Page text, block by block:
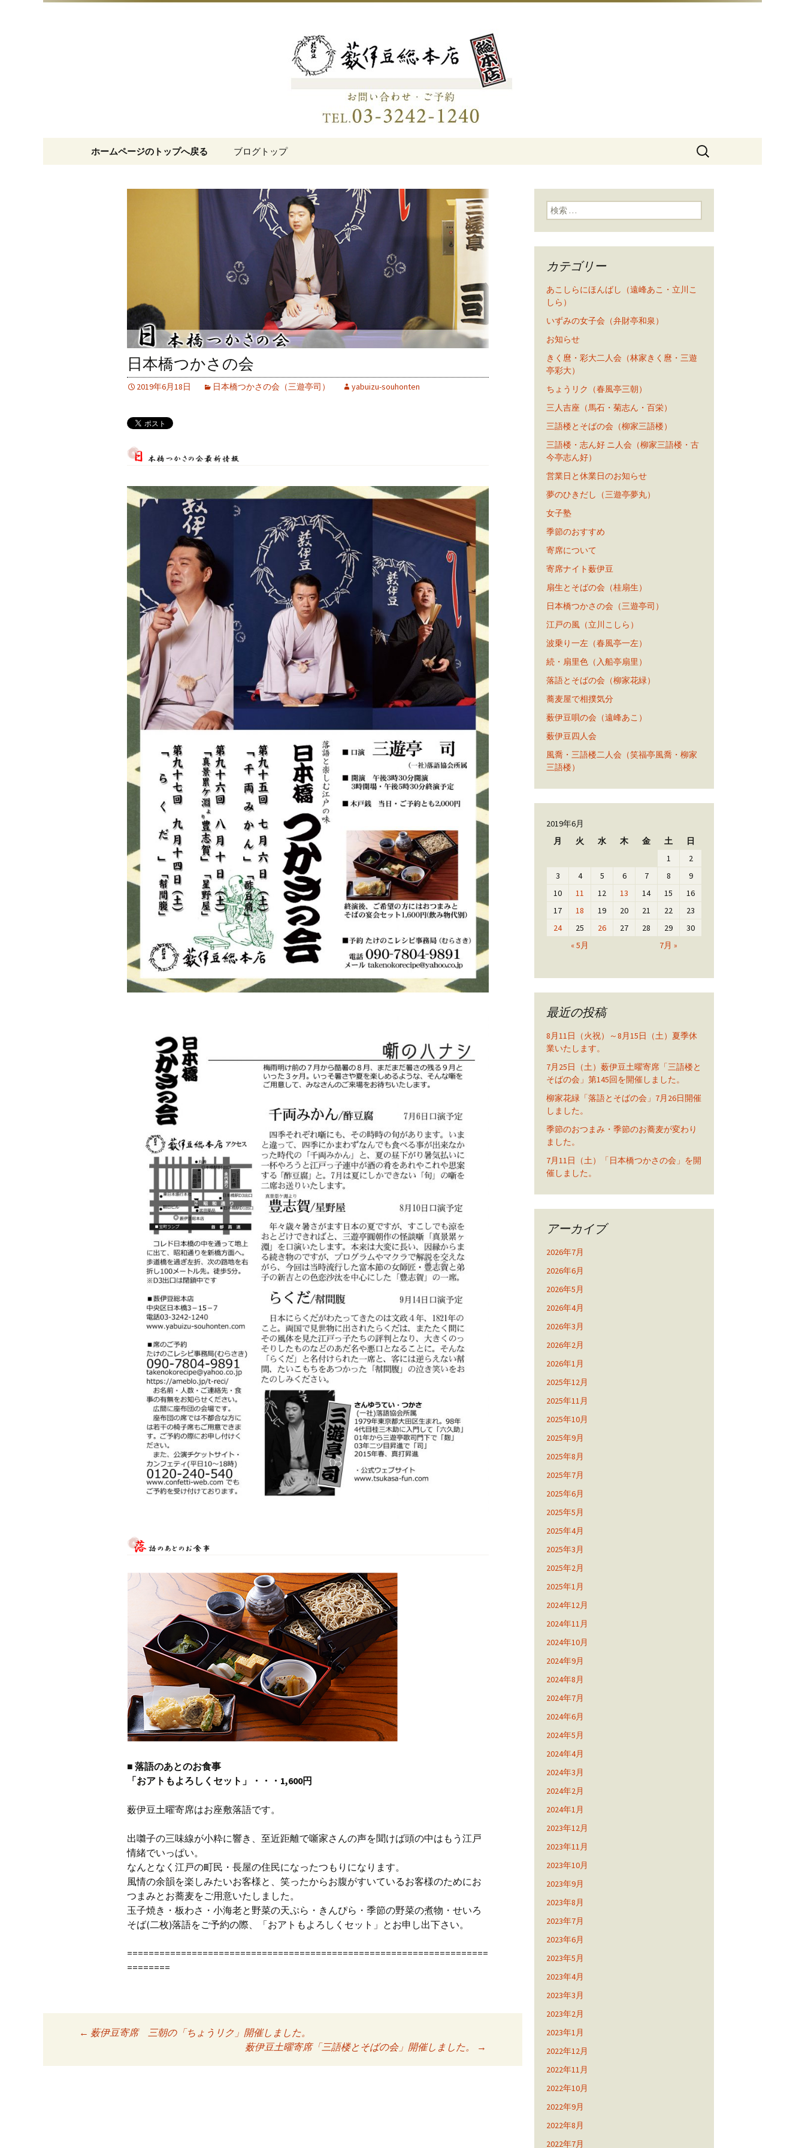
日本橋の老舗蕎麦屋「藪伊豆総本店」
コンテンツへ移動
ホームページのトップへ戻る ブログトップ
検
日本橋つかさの会
2019年6月18日 日本橋つかさの会（三遊亭司） yabuizu-souhonten
■ 落語のあとのお食事
「おアトもよろしくセット」・・・1,600円
薮伊豆土曜寄席はお座敷落語です。
出囃子の三味線が小粋に響き、至近距離で噺家さんの声を聞けば頭の中はもう江戸
情緒でいっぱい。
なんとなく江戸の町民・長屋の住民になったつもりになります。
風情の余韻を楽しみたいお客様と、笑ったからお腹がすいているお客様のためにお
つまみとお蕎麦をご用意いたしました。
玉子焼き・板わさ・小海老と野菜の天ぷら・きんぴら・季節の野菜の煮物・せいろ
そば(二枚)落語をご予約の際、「おアトもよろしくセット」とお申し出下さい。
===================================================================
========
投稿ナビゲーション
← 薮伊豆寄席 三朝の「ちょうリク」開催しました。
薮伊豆土曜寄席「三語楼とそばの会」開催しました。
→
検索:
カテゴリー
あこしらにほんばし（遠峰あこ・立川こ
しら）
いずみの女子会（弁財亭和泉）
お知らせ
きく麿・彩大二人会（林家きく麿・三遊
亭彩大）
ちょうリク（春風亭三朝）
三人吉座（馬石・菊志ん・百栄）
三語楼とそばの会（柳家三語楼）
三語楼・志ん好 ニ人会（柳家三語楼・古
今亭志ん好）
営業日と休業日のお知らせ
夢のひきだし（三遊亭夢丸）
女子塾
季節のおすすめ
寄席について
寄席ナイト薮伊豆
扇生とそばの会（桂扇生）
日本橋つかさの会（三遊亭司）
江戸の風（立川こしら）
波乗り一左（春風亭一左）
続・扇里色（入船亭扇里）
落語とそばの会（柳家花緑）
蕎麦屋で相撲気分
薮伊豆唄の会（遠峰あこ）
薮伊豆四人会
風喬・三語楼二人会（笑福亭風喬・柳家
三語楼）
2019年6月
月
火 水 木 金 土 日
« 5月 7月 »
1
2
3
4 5 6 7 8
9
10
11 12 13 14 15
16
17
18 19 20 21 22
23
24
25 26 27 28 29 30
最近の投稿
8月11日（火祝）～8月15日（土）夏季休
業いたします。
7月25日（土）薮伊豆土曜寄席「三語楼と
そばの会」第145回を開催しました。
柳家花緑「落語とそばの会」7月26日開催
しました。
季節のおつまみ・季節のお蕎麦が変わり
ました。
7月11日（土）「日本橋つかさの会」を開
催しました。
アーカイブ
2026年7月
2026年6月
2026年5月
2026年4月
2026年3月
2026年2月
2026年1月
2025年12月
2025年11月
2025年10月
2025年9月
2025年8月
2025年7月
2025年6月
2025年5月
2025年4月
2025年3月
2025年2月
2025年1月
2024年12月
2024年11月
2024年10月
2024年9月
2024年8月
2024年7月
2024年6月
2024年5月
2024年4月
2024年3月
2024年2月
2024年1月
2023年12月
2023年11月
2023年10月
2023年9月
2023年8月
2023年7月
2023年6月
2023年5月
2023年4月
2023年3月
2023年2月
2023年1月
2022年12月
2022年11月
2022年10月
2022年9月
2022年8月
2022年7月